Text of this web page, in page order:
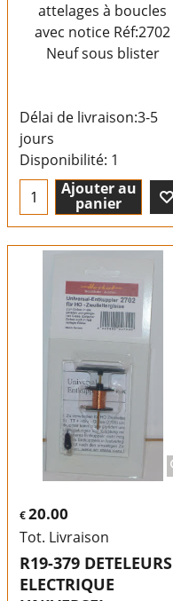
attelages à boucles
avec notice Réf:2702
Neuf sous blister
Délai de livraison:3-5
jours
Disponibilité: 1
Ajouter au
panier
€20.00
Tot. Livraison
R19-379 DETELEURS
ELECTRIQUE